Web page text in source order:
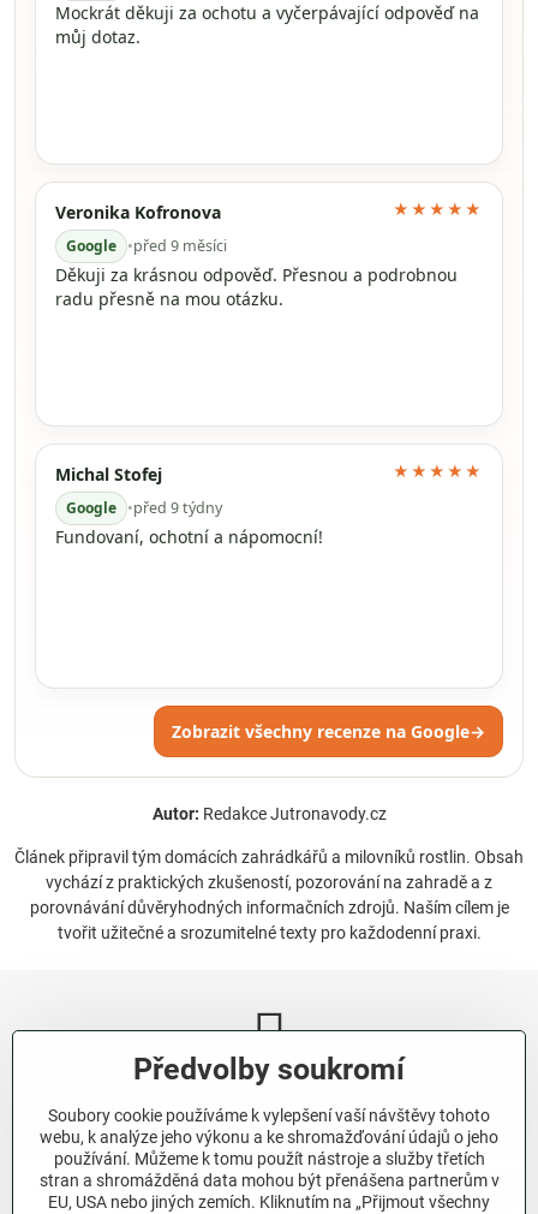
Mockrát děkuji za ochotu a vyčerpávající odpověď na
můj dotaz.
Veronika Kofronova
Google •před 9 měsíci
★★★★★
Děkuji za krásnou odpověď. Přesnou a podrobnou
radu přesně na mou otázku.
Michal Stofej
Google •před 9 týdny
★★★★★
Fundovaní, ochotní a nápomocní!
Zobrazit všechny recenze na Google→
Autor: Redakce Jutronavody.cz
Článek připravil tým domácích zahrádkářů a milovníků rostlin. Obsah
vychází z praktických zkušeností, pozorování na zahradě a z
porovnávání důvěryhodných informačních zdrojů. Naším cílem je
tvořit užitečné a srozumitelné texty pro každodenní praxi.
Newsletter
Odebírat naše novinky:
Odebírat
Předvolby soukromí
Soubory cookie používáme k vylepšení vaší návštěvy tohoto
webu, k analýze jeho výkonu a ke shromažďování údajů o jeho
používání. Můžeme k tomu použít nástroje a služby třetích
stran a shromážděná data mohou být přenášena partnerům v
EU, USA nebo jiných zemích. Kliknutím na „Přijmout všechny